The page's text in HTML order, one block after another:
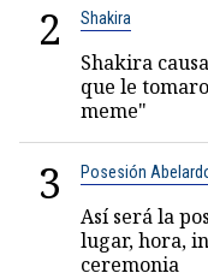
2 Shakira
Shakira
que le
meme"
3 Posesión
Así será la
lugar, hora,
ceremonia